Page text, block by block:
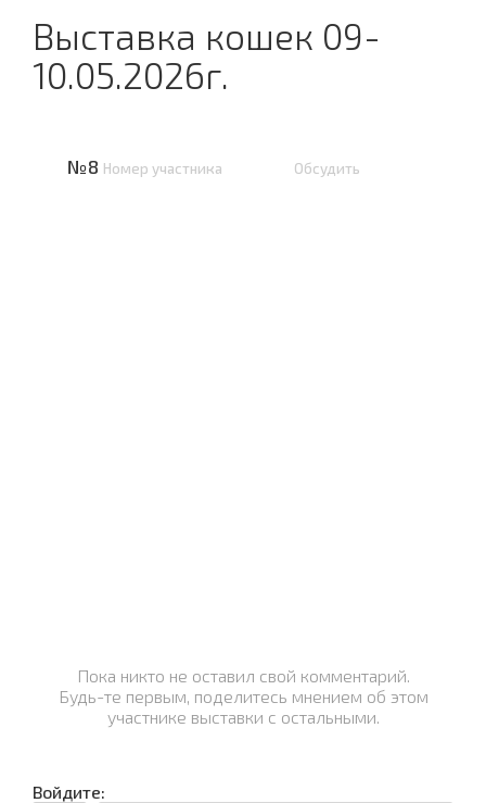
Выставка кошек 09-
10.05.2026г.
№8 Номер участника Обсудить
Пока никто не оставил свой комментарий.
Будь-те первым, поделитесь мнением об этом
участнике выставки с остальными.
Войдите: